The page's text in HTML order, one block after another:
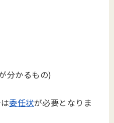
分かるもの)
委任状が必要となりま